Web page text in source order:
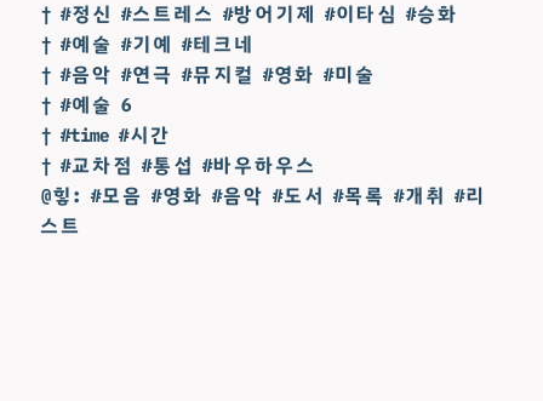
† #정신 #스트레스 #방어기제 #이타심 #승화
† #예술 #기예 #테크네
† #음악 #연극 #뮤지컬 #영화 #미술
† #예술 6
† #time #시간
† #교차점 #통섭 #바우하우스
@힣: #모음 #영화 #음악 #도서 #목록 #개취 #리
스트